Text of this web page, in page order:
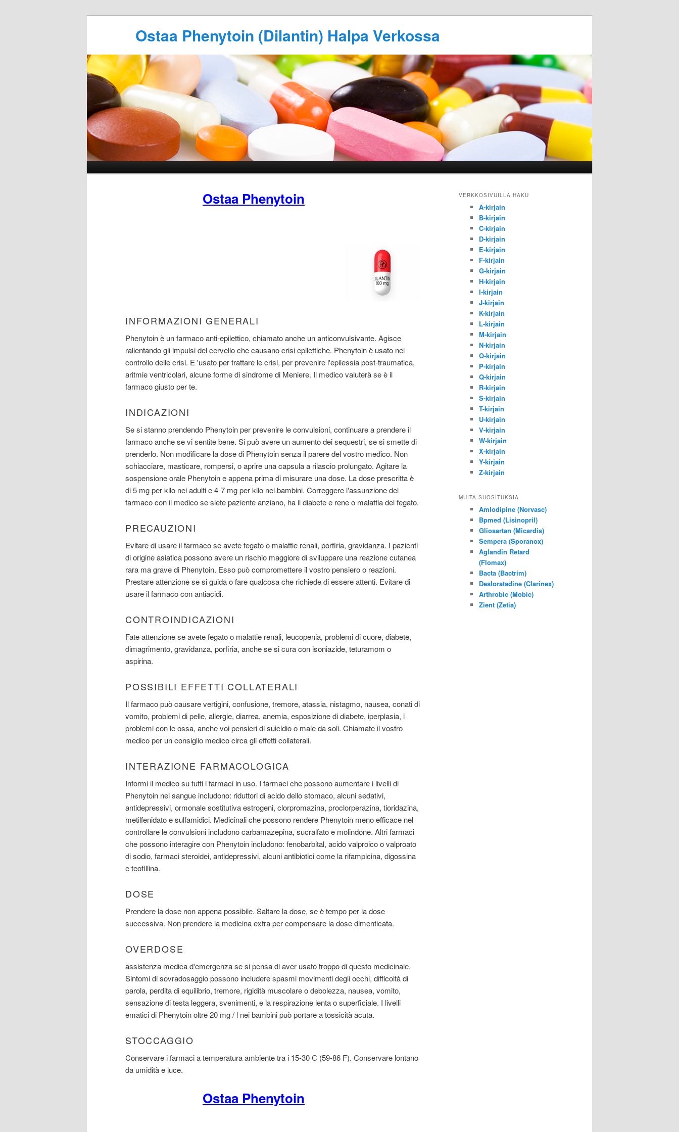
Ostaa Phenytoin (Dilantin) Halpa Verkossa
Ostaa Phenytoin
INFORMAZIONI GENERALI
Phenytoin è un farmaco anti-epilettico, chiamato anche un anticonvulsivante. Agisce
rallentando gli impulsi del cervello che causano crisi epilettiche. Phenytoin è usato nel
controllo delle crisi. E 'usato per trattare le crisi, per prevenire l'epilessia post-traumatica,
aritmie ventricolari, alcune forme di sindrome di Meniere. Il medico valuterà se è il
farmaco giusto per te.
INDICAZIONI
Se si stanno prendendo Phenytoin per prevenire le convulsioni, continuare a prendere il
farmaco anche se vi sentite bene. Si può avere un aumento dei sequestri, se si smette di
prenderlo. Non modificare la dose di Phenytoin senza il parere del vostro medico. Non
schiacciare, masticare, rompersi, o aprire una capsula a rilascio prolungato. Agitare la
sospensione orale Phenytoin e appena prima di misurare una dose. La dose prescritta è
di 5 mg per kilo nei adulti e 4-7 mg per kilo nei bambini. Correggere l'assunzione del
farmaco con il medico se siete paziente anziano, ha il diabete e rene o malattia del fegato.
PRECAUZIONI
Evitare di usare il farmaco se avete fegato o malattie renali, porfiria, gravidanza. I pazienti
di origine asiatica possono avere un rischio maggiore di sviluppare una reazione cutanea
rara ma grave di Phenytoin. Esso può compromettere il vostro pensiero o reazioni.
Prestare attenzione se si guida o fare qualcosa che richiede di essere attenti. Evitare di
usare il farmaco con antiacidi.
CONTROINDICAZIONI
Fate attenzione se avete fegato o malattie renali, leucopenia, problemi di cuore, diabete,
dimagrimento, gravidanza, porfiria, anche se si cura con isoniazide, teturamom o
aspirina.
POSSIBILI EFFETTI COLLATERALI
Il farmaco può causare vertigini, confusione, tremore, atassia, nistagmo, nausea, conati di
vomito, problemi di pelle, allergie, diarrea, anemia, esposizione di diabete, iperplasia, i
problemi con le ossa, anche voi pensieri di suicidio o male da soli. Chiamate il vostro
medico per un consiglio medico circa gli effetti collaterali.
INTERAZIONE FARMACOLOGICA
Informi il medico su tutti i farmaci in uso. I farmaci che possono aumentare i livelli di
Phenytoin nel sangue includono: riduttori di acido dello stomaco, alcuni sedativi,
antidepressivi, ormonale sostitutiva estrogeni, clorpromazina, proclorperazina, tioridazina,
metilfenidato e sulfamidici. Medicinali che possono rendere Phenytoin meno efficace nel
controllare le convulsioni includono carbamazepina, sucralfato e molindone. Altri farmaci
che possono interagire con Phenytoin includono: fenobarbital, acido valproico o valproato
di sodio, farmaci steroidei, antidepressivi, alcuni antibiotici come la rifampicina, digossina
e teofillina.
DOSE
Prendere la dose non appena possibile. Saltare la dose, se è tempo per la dose
successiva. Non prendere la medicina extra per compensare la dose dimenticata.
OVERDOSE
assistenza medica d'emergenza se si pensa di aver usato troppo di questo medicinale.
Sintomi di sovradosaggio possono includere spasmi movimenti degli occhi, difficoltà di
parola, perdita di equilibrio, tremore, rigidità muscolare o debolezza, nausea, vomito,
sensazione di testa leggera, svenimenti, e la respirazione lenta o superficiale. I livelli
ematici di Phenytoin oltre 20 mg / l nei bambini può portare a tossicità acuta.
STOCCAGGIO
Conservare i farmaci a temperatura ambiente tra i 15-30 C (59-86 F). Conservare lontano
da umidità e luce.
Ostaa Phenytoin
VERKKOSIVUILLA HAKU
A-kirjain
B-kirjain
C-kirjain
D-kirjain
E-kirjain
F-kirjain
G-kirjain
H-kirjain
I-kirjain
J-kirjain
K-kirjain
L-kirjain
M-kirjain
N-kirjain
O-kirjain
P-kirjain
Q-kirjain
R-kirjain
S-kirjain
T-kirjain
U-kirjain
V-kirjain
W-kirjain
X-kirjain
Y-kirjain
Z-kirjain
MUITA SUOSITUKSIA
Amlodipine (Norvasc)
Bpmed (Lisinopril)
Gliosartan (Micardis)
Sempera (Sporanox)
Aglandin Retard
(Flomax)
Bacta (Bactrim)
Desloratadine (Clarinex)
Arthrobic (Mobic)
Zient (Zetia)